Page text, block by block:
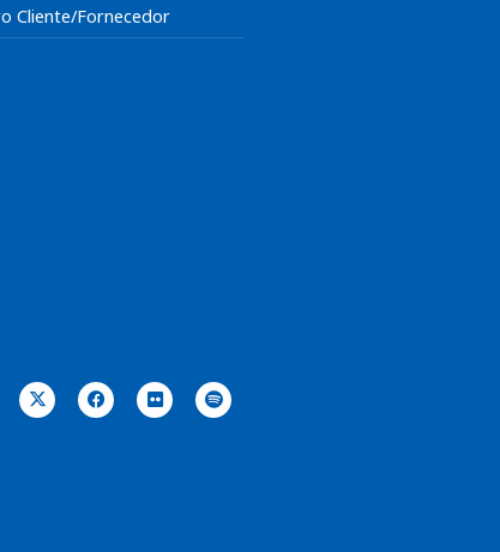
Cliente/Fornecedor